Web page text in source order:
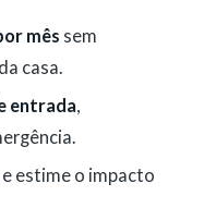
mês sem
casa.
entrada,
e estime o impacto